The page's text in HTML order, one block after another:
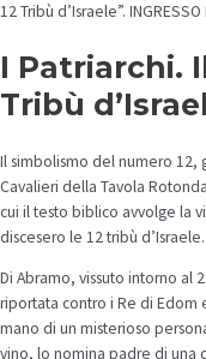
12 Tribù d’Israele”. INGRESSO
I Patriarchi.
Tribù
Il simbolismo del numero 12,
Cavalieri della Tavola
cui il testo biblico avvolge la
discesero le 12 tribù d’Israele.
Di Abramo, vissuto intorno al
riportata contro i Re di Edom
mano di un misterioso
vino, lo nomina padre di una